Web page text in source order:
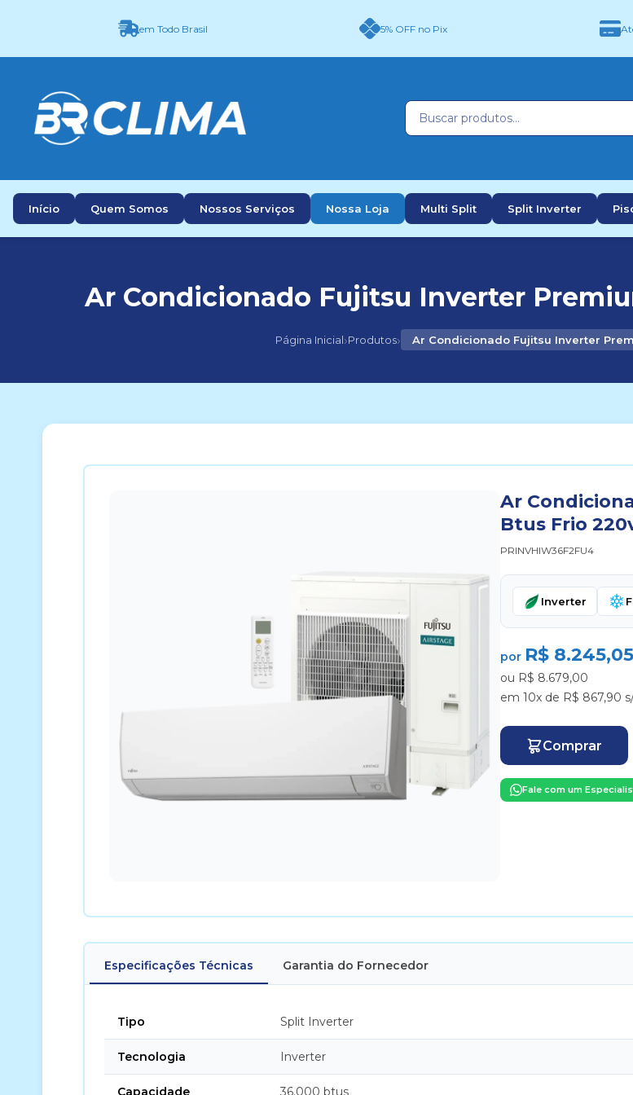
em Todo Brasil 5% OFF no Pix
Início Quem Somos Nossos Serviços Nossa Loja Multi Split Split Inverter
Ar Condicionado Fujitsu Inverter
Página Inicial›Produtos› Ar Condicionado Fujitsu Inverter
Ar
Btus Frio
PRINVHIW36F2FU4
Inverter
por R$ 8.245,05
ou R$ 8.679,00
em 10x de R$ 867,90
Comprar
Fale com um
Especificações Técnicas Garantia do Fornecedor
Tipo Split Inverter
Tecnologia Inverter
Capacidade 36.000 btus